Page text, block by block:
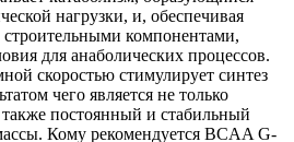
нагрузки, и, обеспечивая
компонентами,
для анаболических процессов.
скоростью стимулирует синтез
чего является не только
постоянный и стабильный
Кому рекомендуется BCAA G-